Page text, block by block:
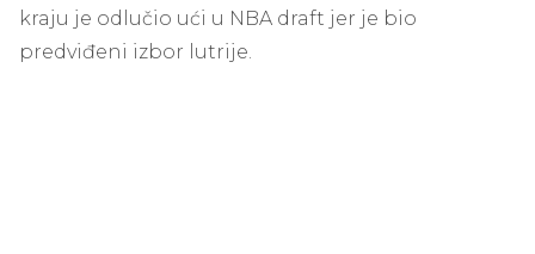
kraju je odlučio ući u NBA draft jer je bio
predviđeni izbor lutrije.